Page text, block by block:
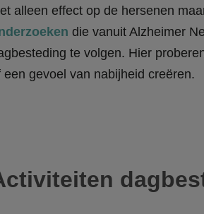
alleen effect op de hersenen
die vanuit Alzheimer
te volgen. Hier
een gevoel van nabijheid creëren.